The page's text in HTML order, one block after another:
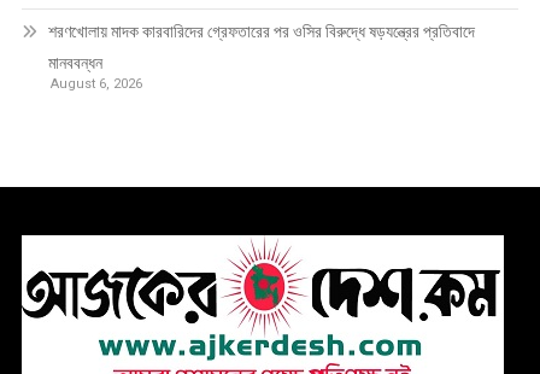
শরণখোলায় মাদক কারবারিদের গ্রেফতারের পর ওসির বিরুদ্ধে ষড়যন্ত্রের প্রতিবাদে
মানববন্ধন
August 6, 2026